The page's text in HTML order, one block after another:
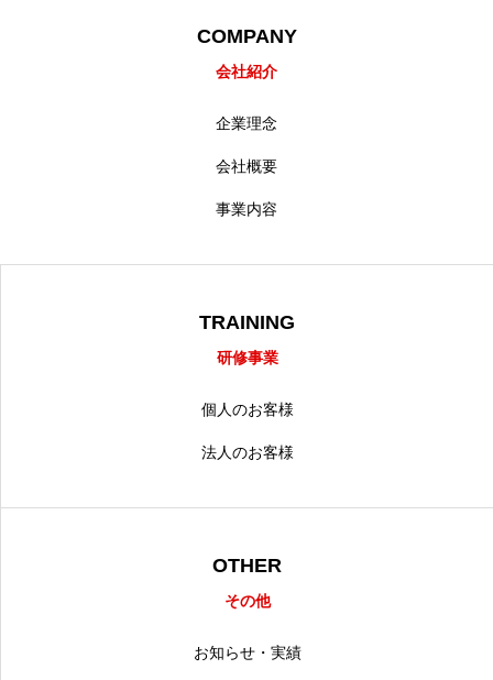
COMPANY
会社紹介
企業理念
会社概要
事業内容
TRAINING
研修事業
個人のお客様
法人のお客様
OTHER
その他
お知らせ・実績